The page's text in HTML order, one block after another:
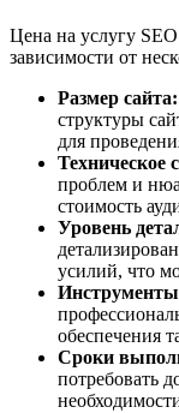
Цена на услугу
зависимости от
Размер сайта:
структуры
для
Техническое
проблем и
стоимость
Уровень
усилий, что
Инструменты
обеспечения
Сроки
потребовать